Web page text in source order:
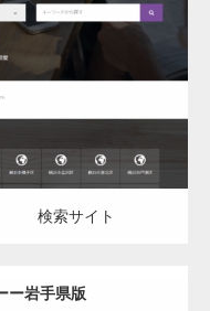
ー
検索サイト
ー岩手県版